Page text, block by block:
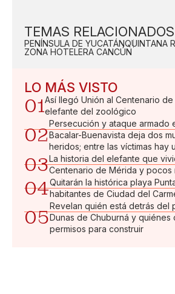
TEMAS RELACIONADOS
PENÍNSULA DE YUCATÁNQUINTANA
ZONA HOTELERA CANCÚN
LO MÁS VISTO
01Así llegó Unión al Centenario
elefante del zoológico
02
Persecución y ataque armado
Bacalar-Buenavista deja dos
heridos; entre las víctimas hay
03La historia del elefante que
Centenario de Mérida y pocos
04Quitarán la histórica playa
habitantes de Ciudad del
05
Revelan quién está detrás del
Dunas de Chuburná y quiénes
permisos para construir